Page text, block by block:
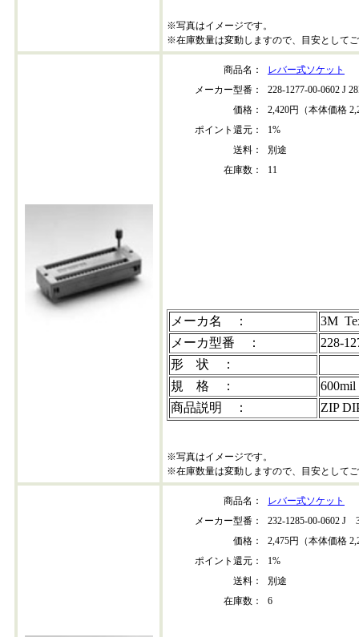
※写真はイメージです。
※在庫数量は変動しますので、目安として
商品名：
レバー式ソケット
メーカー型番：
228-1277-00-0602 J
価格：
2,420円（本体価格
ポイント還元：
1%
送料：
別途
在庫数：
11
メーカ名 ：
3M
メーカ型番 ：
228-
形 状 ：
規 格 ：
商品説明 ：
ZIP
※写真はイメージです。
※在庫数量は変動しますので、目安として
商品名：
レバー式ソケット
メーカー型番：
232-1285-00-0602 J
価格：
2,475円（本体価格
ポイント還元：
1%
送料：
別途
在庫数：
6